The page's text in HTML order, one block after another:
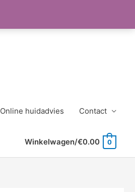
Online huidadvies Contact
Winkelwagen/€0.00 0